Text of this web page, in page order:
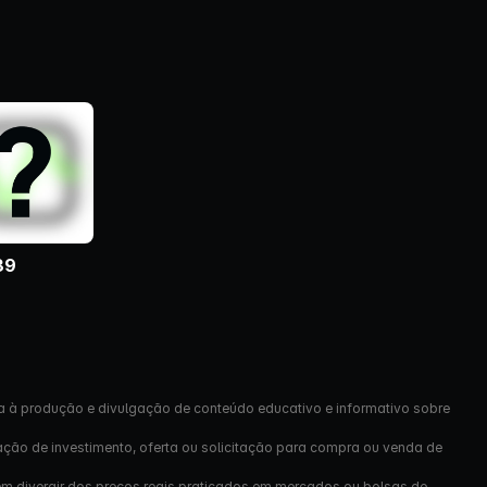
à produção e divulgação de conteúdo educativo e informativo sobre
de investimento, oferta ou solicitação para compra ou venda de